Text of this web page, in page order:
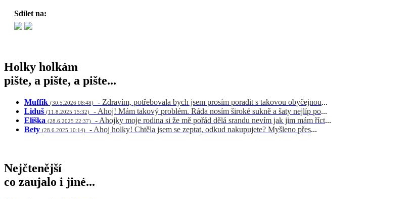
Sdílet na:
Holky holkám
pište, a pište, a pište...
Muffik (30.5.2026 08:48) - Zdravím, potřebovala bych jsem prosím poradit s takovou obyčejnou...
Liduš (11.8.2025 15:32) - Ahoj! Mám takový problém. Ráda nosím široké sukně a šaty nejlíp po...
Eliška (28.6.2025 22:37) - Ahojky moje rodina si že mě pořád dělá srandu nevím jak jim mám říct...
Bety (28.6.2025 10:14) - Ahoj holky! Chtěla jsem se zeptat, odkud nakupujete? Myšleno přes...
Nejčtenější
co zaujalo i jiné...